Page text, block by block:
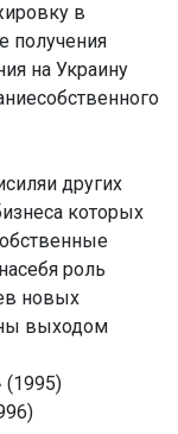
в
получения
на Украину
других
которых
роль
новых
выходом
(1995)